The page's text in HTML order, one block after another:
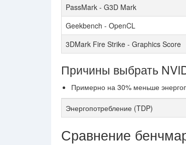
PassMark - G3D Mark
Geekbench - OpenCL
3DMark Fire Strike - Graphics Score
Причины выбрать
Примерно на 30% меньше
Энергопотребление (TDP)
Сравнение